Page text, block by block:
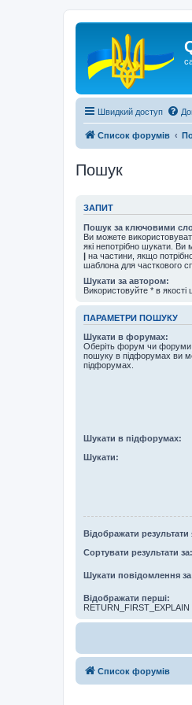
Швидкий доступ
Список форумів
Пошук
ЗАПИТ
Пошук за ключовими
Ви можете
які непотрібно шукати. Ви
| на частини, якщо
шаблона для часткового
Шукати за автором:
Використовуйте * в
ПАРАМЕТРИ ПОШУКУ
Шукати в форумах:
Оберіть форум чи
пошуку в підфорумах ви
підфорумах.
Шукати в підфорумах:
Шукати:
Відображати результати
Сортувати результати за:
Шукати повідомлення за
Відображати перші:
RETURN_FIRST_EXPLAIN
Список форумів